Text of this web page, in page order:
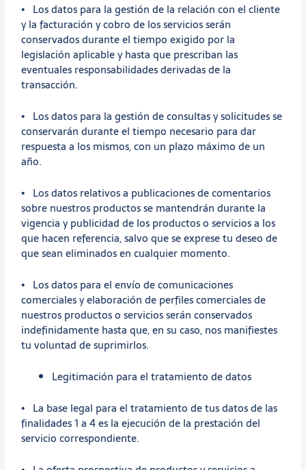
• Los datos para la gestión de la relación con el cliente
y la facturación y cobro de los servicios serán
conservados durante el tiempo exigido por la
legislación aplicable y hasta que prescriban las
eventuales responsabilidades derivadas de la
transacción.
• Los datos para la gestión de consultas y solicitudes se
conservarán durante el tiempo necesario para dar
respuesta a los mismos, con un plazo máximo de un
año.
• Los datos relativos a publicaciones de comentarios
sobre nuestros productos se mantendrán durante la
vigencia y publicidad de los productos o servicios a los
que hacen referencia, salvo que se exprese tu deseo de
que sean eliminados en cualquier momento.
• Los datos para el envío de comunicaciones
comerciales y elaboración de perfiles comerciales de
nuestros productos o servicios serán conservados
indefinidamente hasta que, en su caso, nos manifiestes
tu voluntad de suprimirlos.
Legitimación para el tratamiento de datos
• La base legal para el tratamiento de tus datos de las
finalidades 1 a 4 es la ejecución de la prestación del
servicio correspondiente.